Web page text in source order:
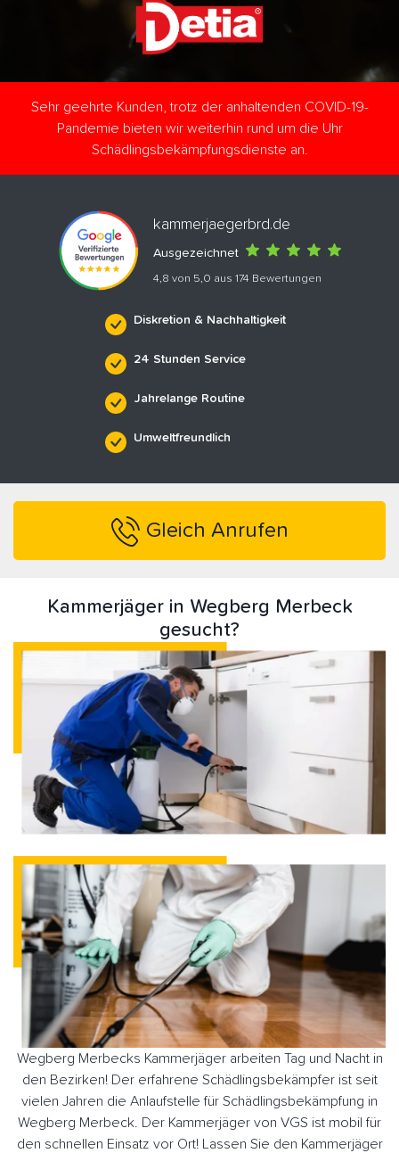
Sehr geehrte Kunden, trotz der anhaltenden COVID-19-
Pandemie bieten wir weiterhin rund um die Uhr
Schädlingsbekämpfungsdienste an.
kammerjaegerbrd.de
Ausgezeichnet
4,8 von 5,0 aus 174 Bewertungen
Diskretion & Nachhaltigkeit
24 Stunden Service
Jahrelange Routine
Umweltfreundlich
Gleich Anrufen
Kammerjäger in Wegberg Merbeck
gesucht?
Wegberg Merbecks Kammerjäger arbeiten Tag und Nacht in
den Bezirken! Der erfahrene Schädlingsbekämpfer ist seit
vielen Jahren die Anlaufstelle für Schädlingsbekämpfung in
Wegberg Merbeck. Der Kammerjäger von VGS ist mobil für
den schnellen Einsatz vor Ort! Lassen Sie den Kammerjäger